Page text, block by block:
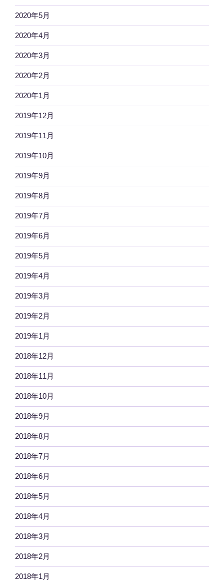
2020年5月
2020年4月
2020年3月
2020年2月
2020年1月
2019年12月
2019年11月
2019年10月
2019年9月
2019年8月
2019年7月
2019年6月
2019年5月
2019年4月
2019年3月
2019年2月
2019年1月
2018年12月
2018年11月
2018年10月
2018年9月
2018年8月
2018年7月
2018年6月
2018年5月
2018年4月
2018年3月
2018年2月
2018年1月